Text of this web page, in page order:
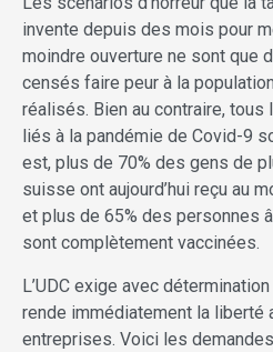
invente depuis des mois pour
moindre ouverture ne sont que
censés faire peur à la
réalisés. Bien au contraire,
liés à la pandémie de Covid-9
est, plus de 70% des gens de
suisse ont aujourd’hui reçu au
et plus de 65% des personnes
sont complètement vaccinées.
L’UDC exige avec
rende immédiatement la liberté
entreprises. Voici les